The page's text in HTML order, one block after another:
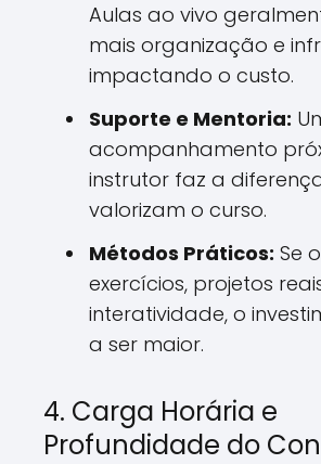
Aulas ao vivo
mais organização e
impactando o custo.
Suporte e Mentoria:
acompanhamento
instrutor faz a
valorizam o curso.
Métodos Práticos: Se
exercícios, projetos
interatividade, o
a ser maior.
4. Carga Horária e
Profundidade do